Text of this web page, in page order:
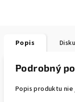
Popis
Podrobný
Popis produktu